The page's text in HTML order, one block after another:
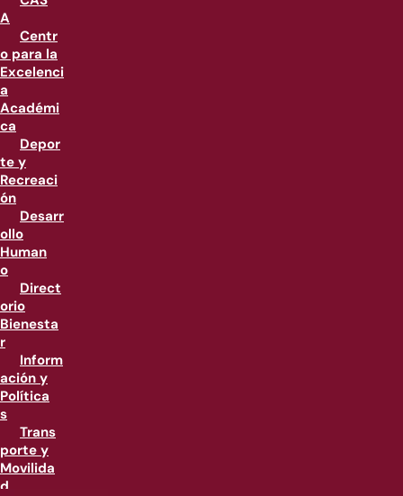
A
Centr
o para la
Excelenci
a
Académi
ca
Depor
te y
Recreaci
ón
Desarr
ollo
Human
o
Direct
orio
Bienesta
r
Inform
ación y
Política
s
Trans
porte y
Movilida
d